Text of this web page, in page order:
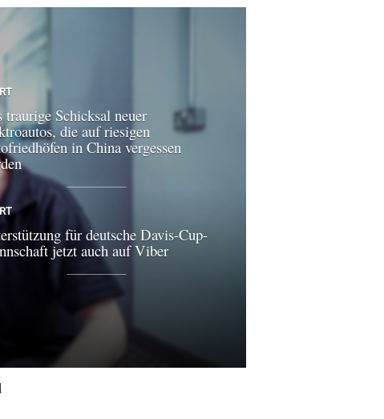
traurige Schicksal neuer
die auf riesigen
in China vergessen
für deutsche Davis-Cup-
jetzt auch auf Viber